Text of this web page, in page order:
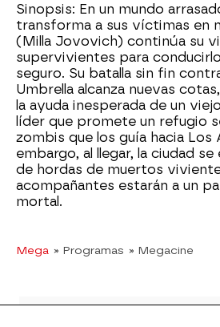
Sinopsis: En un mundo
transforma a sus víctimas en
(Milla Jovovich) continúa su
supervivientes para
seguro. Su batalla sin fin
Umbrella alcanza nuevas
la ayuda inesperada de un
líder que promete un refugio
zombis que los guía hacia Los
embargo, al llegar, la ciudad
de hordas de muertos
acompañantes estarán a un
mortal.
Mega » Programas » Megacine